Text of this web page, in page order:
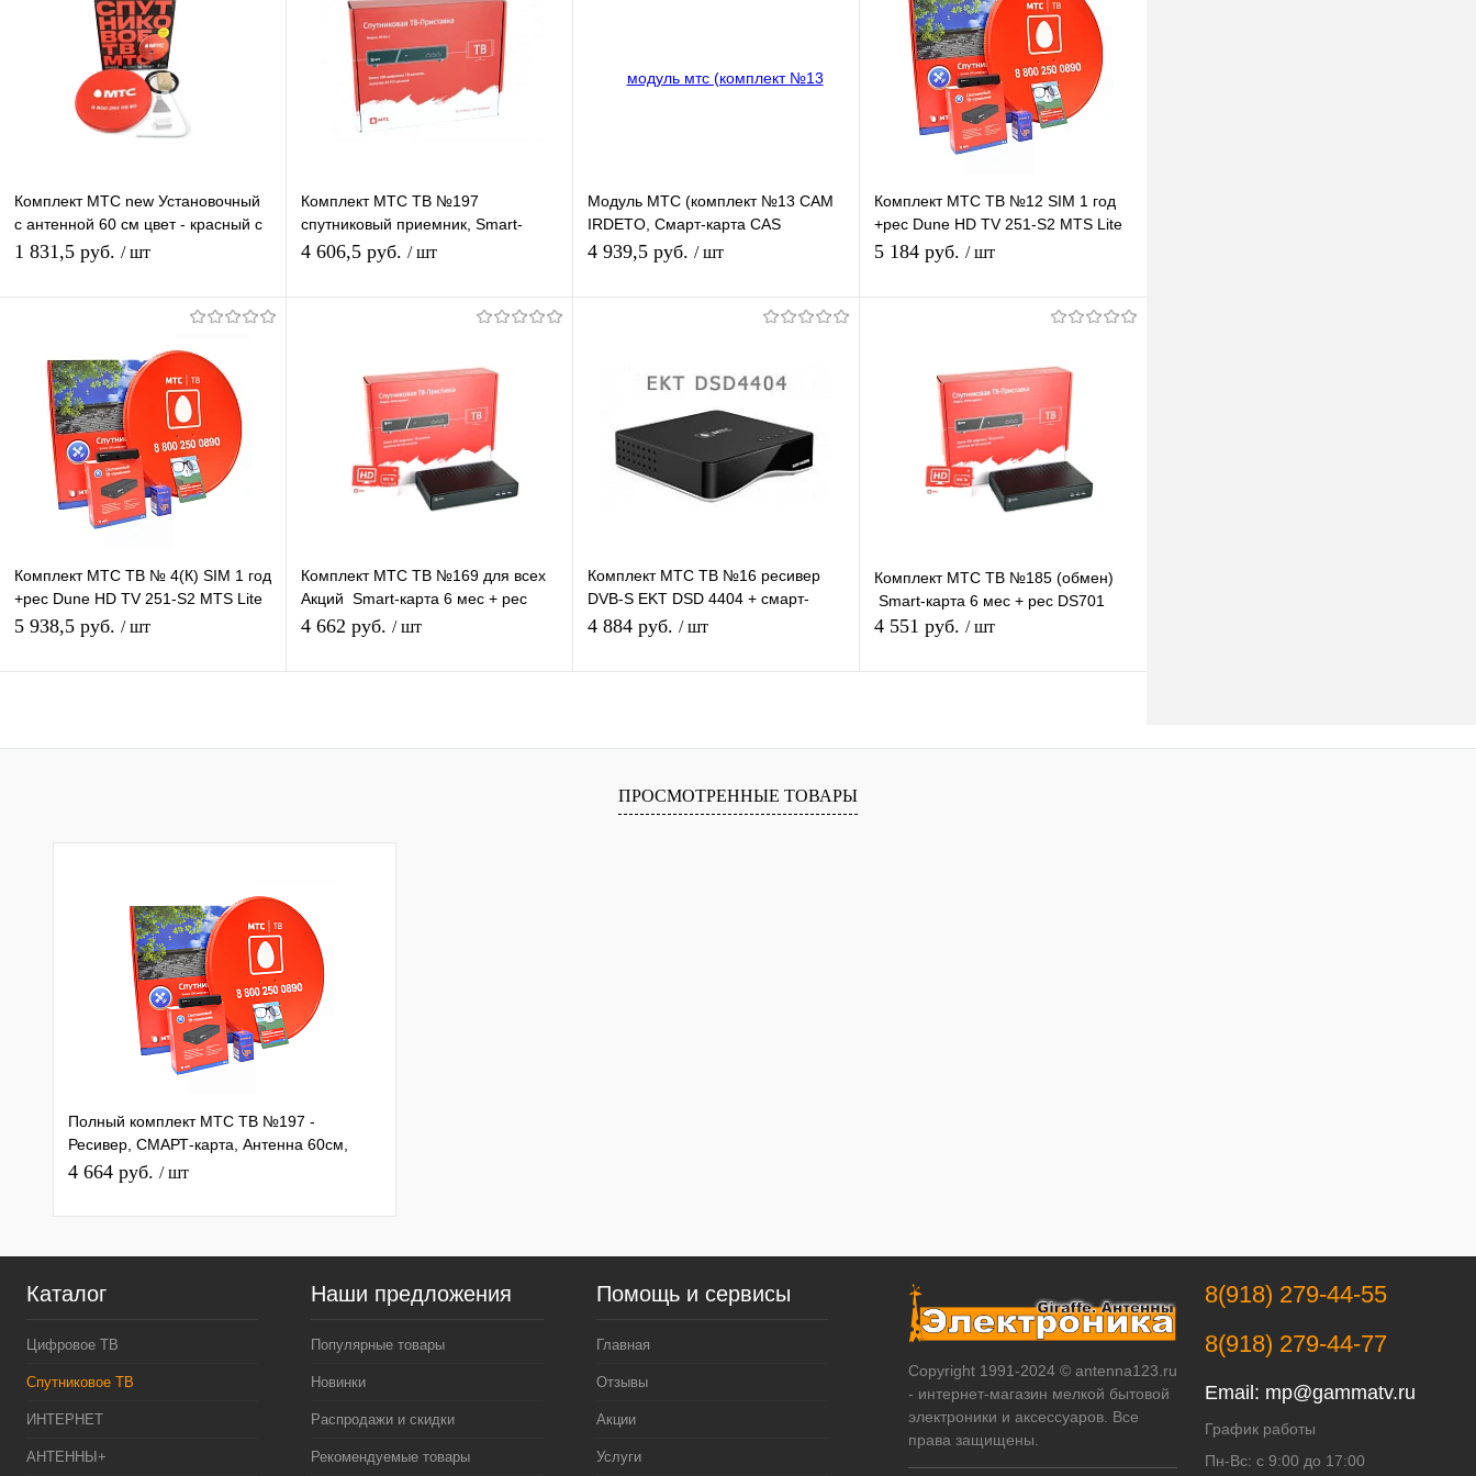
Комплект МТС new Установочный
с антенной 60 см цвет - красный с
кабелем и конвертером
1 831,5 руб. / шт
Купить в 1 клик К сравнению
В избранное В наличии
Комплект МТС ТВ №197
спутниковый приемник, Smart-
карта
4 606,5 руб. / шт
Купить в 1 клик К сравнению
В избранное Под заказ
Модуль МТС (комплект №13 CAM
IRDETO, Смарт-карта CAS
IRDETO-31 с услугой спутникового
4 939,5 руб. / шт
Купить в 1 клик К сравнению
В избранное Недоступно
Комплект МТС ТВ №12 SIM 1 год
+рес Dune HD TV 251-S2 MTS Lite
Plus
5 184 руб. / шт
Купить в 1 клик К сравнению
В избранное В наличии
Комплект МТС ТВ № 4(К) SIM 1 год
+рес Dune HD TV 251-S2 MTS Lite
Plus+Ант 0,6м красная +Ку
5 938,5 руб. / шт
Комплект МТС ТВ №169 для всех
Акций Smart-карта 6 мес + рес
Castpal DS 701
4 662 руб. / шт
Комплект МТС ТВ №16 ресивер
DVB-S EKT DSD 4404 + смарт-
карта CAS Irdeto на 1 год
4 884 руб. / шт
В избранное Недоступно
Комплект МТС ТВ №185 (обмен)
Smart-карта 6 мес + рес DS701
4 551 руб. / шт
ПРОСМОТРЕННЫЕ ТОВАРЫ
Полный комплект МТС ТВ №197 -
Ресивер, СМАРТ-карта, Антенна 60см,
конвертер, кабель, коробка
4 664 руб. / шт
Каталог
Цифровое ТВ
Спутниковое ТВ
ИНТЕРНЕТ
АНТЕННЫ+
Наши предложения
Популярные товары
Новинки
Распродажи и скидки
Рекомендуемые товары
Помощь и сервисы
Главная
Отзывы
Акции
Услуги
Copyright 1991-2024 © antenna123.ru
- интернет-магазин мелкой бытовой
электроники и аксессуаров. Все
права защищены.
8(918) 279-44-55
8(918) 279-44-77
Email: mp@gammatv.ru
График работы
Пн-Вс: с 9:00 до 17:00